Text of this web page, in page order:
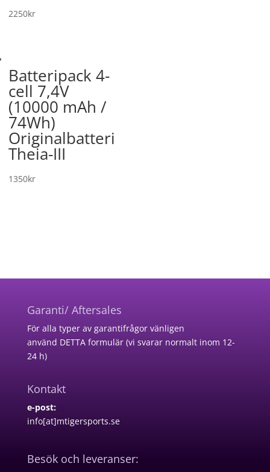
2250kr
Batteripack 4-
cell 7,4V
(10000 mAh /
74Wh)
Originalbatteri
Theia-III
1350kr
Garanti/ Aftersales
För alla typer av garantifrågor vänligen
använd DETTA formulär (vi svarar normalt inom 12-
24 h)
Kontakt
e-post:
info[at]mtigersports.se
Besök och leveranser: